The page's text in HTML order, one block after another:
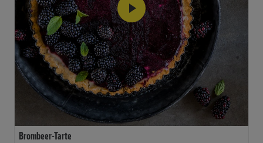
Brombeer-Tarte